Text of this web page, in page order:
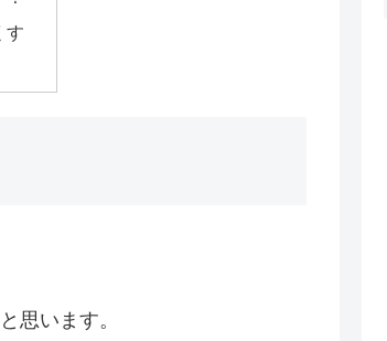
す
思います。